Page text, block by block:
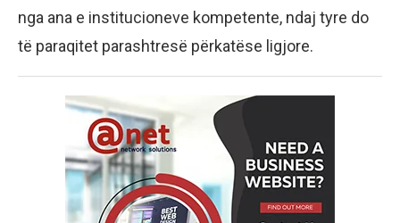
nga ana e institucioneve kompetente, ndaj tyre do
të paraqitet parashtresë përkatëse ligjore.